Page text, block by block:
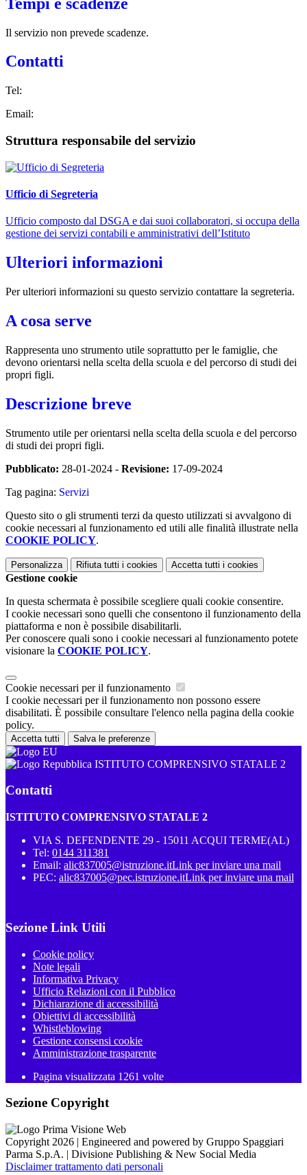
Il servizio non prevede scadenze.
Contatti
Tel:
Email:
Struttura responsabile del servizio
Ufficio di Segreteria
Ufficio composto dal DSGA e dai suoi collaboratori, si occupa della
gestione dei servizi contabili e amministrativi dell’Istituto
Ulteriori informazioni
Per ulteriori informazioni su questo servizio contattare la segreteria.
A cosa serve
Rappresenta uno strumento utile soprattutto per le famiglie, che
devono orientarsi nella scelta della scuola e del percorso di studi dei
propri figli.
Descrizione breve
Strumento utile per orientarsi nella scelta della scuola e del percorso
di studi dei propri figli.
Pubblicato: 28-01-2024 - Revisione: 17-09-2024
Tag pagina: Servizi
Questo sito o gli strumenti terzi da questo utilizzati si avvalgono di
cookie necessari al funzionamento ed utili alle finalità illustrate nella
COOKIE POLICY.
Personalizza Rifiuta tutti i cookies Accetta tutti i cookies
Gestione cookie
In questa schermata è possibile scegliere quali cookie consentire.
I cookie necessari sono quelli che consentono il funzionamento della
piattaforma e non è possibile disabilitarli.
Per conoscere quali sono i cookie necessari al funzionamento potete
visionare la COOKIE POLICY.
Cookie necessari per il funzionamento
I cookie necessari per il funzionamento non possono essere
disabilitati. È possibile consultare l'elenco nella pagina della cookie
policy.
Accetta tutti Salva le preferenze
ISTITUTO COMPRENSIVO STATALE 2
Contatti
ISTITUTO COMPRENSIVO STATALE 2
VIA S. DEFENDENTE 29 - 15011 ACQUI TERME(AL)
Tel: 0144 311381
Email: alic837005@istruzione.itLink per inviare una mail
PEC: alic837005@pec.istruzione.itLink per inviare una mail
Sezione Link Utili
Cookie policy
Note legali
Informativa Privacy
Ufficio Relazioni con il Pubblico
Dichiarazione di accessibilità
Obiettivi di accessibilità
Whistleblowing
Gestione consensi cookie
Amministrazione trasparente
Pagina visualizzata 1261 volte
Sezione Copyright
Copyright 2026 | Engineered and powered by Gruppo Spaggiari
Parma S.p.A. | Divisione Publishing & New Social Media
Disclaimer trattamento dati personali